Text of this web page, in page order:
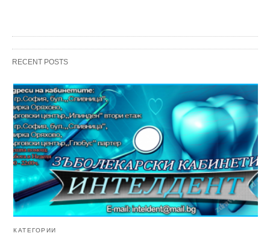
RECENT POSTS
КАТЕГОРИИ